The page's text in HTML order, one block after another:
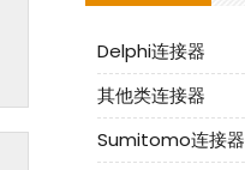
Delphi连接器
其他类连接器
Sumitomo连接器